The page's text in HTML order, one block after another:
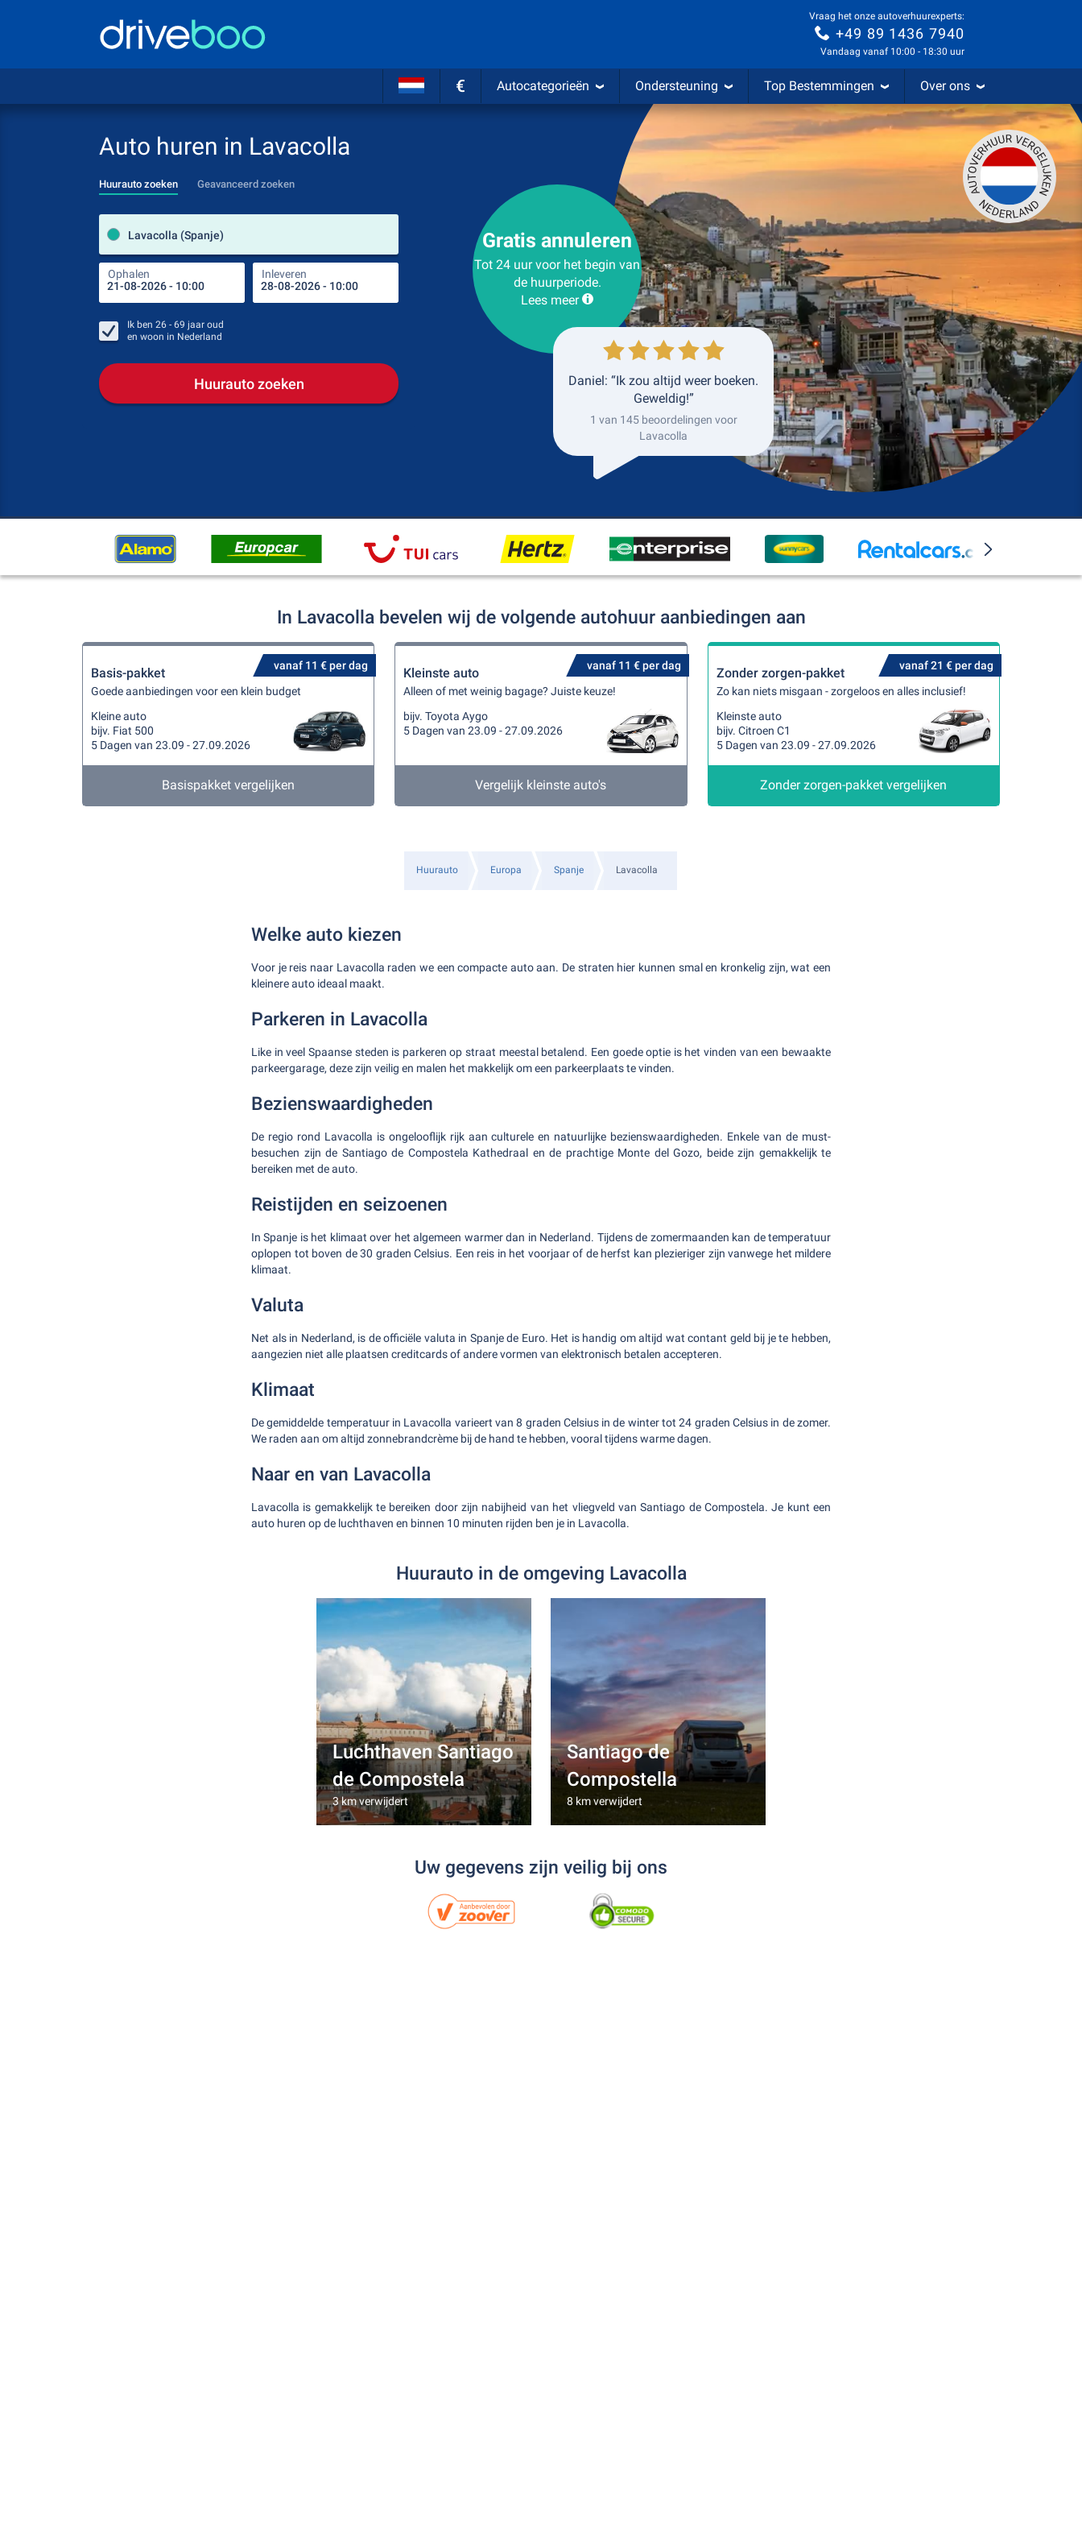
Vraag het onze autoverhuurexperts:
+49 89 1436 7940
Vandaag vanaf 10:00 - 18:30 uur
€ Autocategorieën Ondersteuning Top Bestemmingen Over ons
Auto huren in Lavacolla
Huurauto zoeken Geavanceerd zoeken
Lavacolla (Spanje)
Ophalen Inleveren Plaats voor teruggave
Ik ben 26 - 69 jaar oud
en woon in Nederland
Huurauto zoeken
Gratis annuleren
Tot 24 uur voor het begin van
de huurperiode.
Lees meer
Daniel: “Ik zou altijd weer boeken.
Geweldig!”
1 van 145 beoordelingen voor
Lavacolla
In Lavacolla bevelen wij de volgende autohuur aanbiedingen aan
vanaf 11 € per dag
Basis-pakket
Goede aanbiedingen voor een klein budget
Kleine auto
bijv. Fiat 500
5 Dagen van 23.09 - 27.09.2026
Basispakket vergelijken
vanaf 11 € per dag
Kleinste auto
Alleen of met weinig bagage? Juiste keuze!
bijv. Toyota Aygo
5 Dagen van 23.09 - 27.09.2026
Vergelijk kleinste auto's
vanaf 21 € per dag
Zonder zorgen-pakket
Zo kan niets misgaan - zorgeloos en alles inclusief!
Kleinste auto
bijv. Citroen C1
5 Dagen van 23.09 - 27.09.2026
Zonder zorgen-pakket vergelijken
Huurauto Europa Spanje Lavacolla
Welke auto kiezen
Voor je reis naar Lavacolla raden we een compacte auto aan. De straten hier kunnen smal en kronkelig zijn, wat een
kleinere auto ideaal maakt.
Parkeren in Lavacolla
Like in veel Spaanse steden is parkeren op straat meestal betalend. Een goede optie is het vinden van een bewaakte
parkeergarage, deze zijn veilig en malen het makkelijk om een parkeerplaats te vinden.
Bezienswaardigheden
De regio rond Lavacolla is ongelooflijk rijk aan culturele en natuurlijke bezienswaardigheden. Enkele van de must-
besuchen zijn de Santiago de Compostela Kathedraal en de prachtige Monte del Gozo, beide zijn gemakkelijk te
bereiken met de auto.
Reistijden en seizoenen
In Spanje is het klimaat over het algemeen warmer dan in Nederland. Tijdens de zomermaanden kan de temperatuur
oplopen tot boven de 30 graden Celsius. Een reis in het voorjaar of de herfst kan plezieriger zijn vanwege het mildere
klimaat.
Valuta
Net als in Nederland, is de officiële valuta in Spanje de Euro. Het is handig om altijd wat contant geld bij je te hebben,
aangezien niet alle plaatsen creditcards of andere vormen van elektronisch betalen accepteren.
Klimaat
De gemiddelde temperatuur in Lavacolla varieert van 8 graden Celsius in de winter tot 24 graden Celsius in de zomer.
We raden aan om altijd zonnebrandcrème bij de hand te hebben, vooral tijdens warme dagen.
Naar en van Lavacolla
Lavacolla is gemakkelijk te bereiken door zijn nabijheid van het vliegveld van Santiago de Compostela. Je kunt een
auto huren op de luchthaven en binnen 10 minuten rijden ben je in Lavacolla.
Huurauto in de omgeving Lavacolla
Luchthaven Santiago
de Compostela
3 km verwijdert
Santiago de
Compostella
8 km verwijdert
Uw gegevens zijn veilig bij ons